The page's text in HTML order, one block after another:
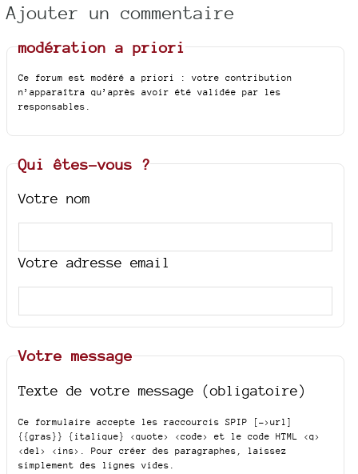
Ajouter un commentaire
modération a priori
Ce forum est modéré a priori : votre contribution
n’apparaîtra qu’après avoir été validée par les
responsables.
Qui êtes-vous ?
Votre nom
Votre adresse email
Votre message
Texte de votre message (obligatoire)
Ce formulaire accepte les raccourcis SPIP
[->url]
{{gras}} {italique} <quote> <code>
et le code HTML <q>
<del> <ins>
. Pour créer des paragraphes, laissez
simplement des lignes vides.